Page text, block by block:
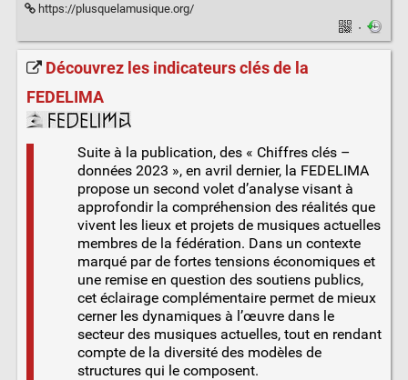
https://plusquelamusique.org/
·
Découvrez les indicateurs clés de la
FEDELIMA
Suite à la publication, des « Chiffres clés –
données 2023 », en avril dernier, la FEDELIMA
propose un second volet d’analyse visant à
approfondir la compréhension des réalités que
vivent les lieux et projets de musiques actuelles
membres de la fédération. Dans un contexte
marqué par de fortes tensions économiques et
une remise en question des soutiens publics,
cet éclairage complémentaire permet de mieux
cerner les dynamiques à l’œuvre dans le
secteur des musiques actuelles, tout en rendant
compte de la diversité des modèles de
structures qui le composent.